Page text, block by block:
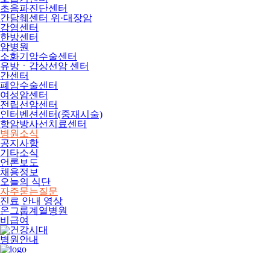
초음파진단센터
간담췌센터 위·대장암
감염센터
한방센터
암병원
소화기암수술센터
유방ㆍ갑상선암 센터
간센터
폐암수술센터
여성암센터
전립선암센터
인터벤션센터(중재시술)
항암방사선치료센터
병원소식
공지사항
기타소식
언론보도
채용정보
오늘의 식단
자주묻는질문
진료 안내 영상
온그룹계열병원
비급여
병원안내